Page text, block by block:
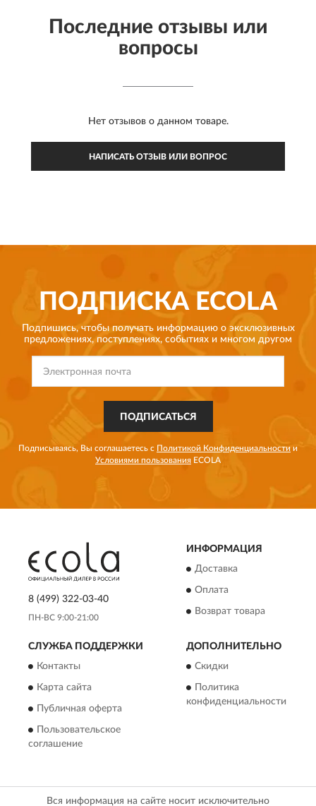
Последние отзывы или
вопросы
Нет отзывов о данном товаре.
НАПИСАТЬ ОТЗЫВ ИЛИ ВОПРОС
ПОДПИСКА ECOLA
Подпишись, чтобы получать информацию о эксклюзивных
предложениях, поступлениях, событиях и многом другом
ПОДПИСАТЬСЯ
Подписываясь, Вы соглашаетесь с Политикой Конфиденциальности и
Условиями пользования ECOLA
8 (499) 322-03-40
ПН-ВС 9:00-21:00
ИНФОРМАЦИЯ
Доставка
Оплата
Возврат товара
СЛУЖБА ПОДДЕРЖКИ
Контакты
Карта сайта
Публичная оферта
Пользовательское
соглашение
ДОПОЛНИТЕЛЬНО
Скидки
Политика
конфиденциальности
Вся информация на сайте носит исключительно